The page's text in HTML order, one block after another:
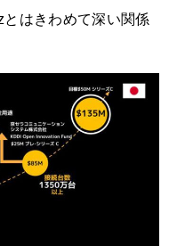
はきわめて深い関係